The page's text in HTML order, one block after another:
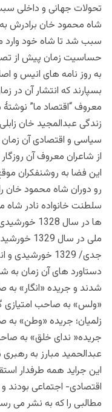
تحولات جهانی و داخلی
شاه محمود خان برادرش
سبب شد تا شاه خود وارد
حساسیت زمان پیش از
به روز نامه های انیس و
بسپارند که انتشار آن در
معروف “اقتصاد ما” نوشتۀ
زندگی عبدالمجید خان
سیاسی و اقتصادی آن
از شاعران معروف آن
این فضا به روشنفکران
رو دوران شاه محمود خان
سلطنت خانواده نادر شاه
ها در سال
ملی در
جدی/ 1329
دستاورد های آن زمان به
شدند و جریده «انگار»
«ولس» به صاحب امتیازی
زلمیان؛ جریده «وطن» به
جریده« ندای خلق» به
عبدالحمید مبارز به
این جراید همه طرفدار
اقتصادی- اجتماعی بودند
مطالبی را که به نشر می